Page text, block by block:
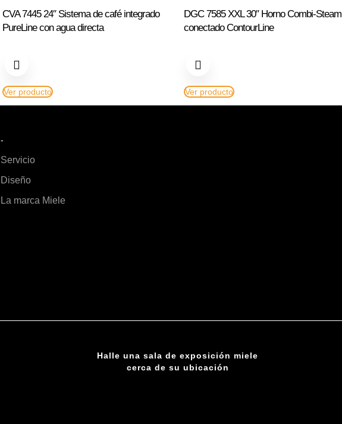
CVA 7445 24″ Sistema de café integrado
PureLine con agua directa
Ver producto
DGC 7585 XXL 30″ Horno Combi-Steam
conectado ContourLine
Ver producto
-
Servicio
Diseño
La marca Miele
Halle una sala de exposición miele
cerca de su ubicación